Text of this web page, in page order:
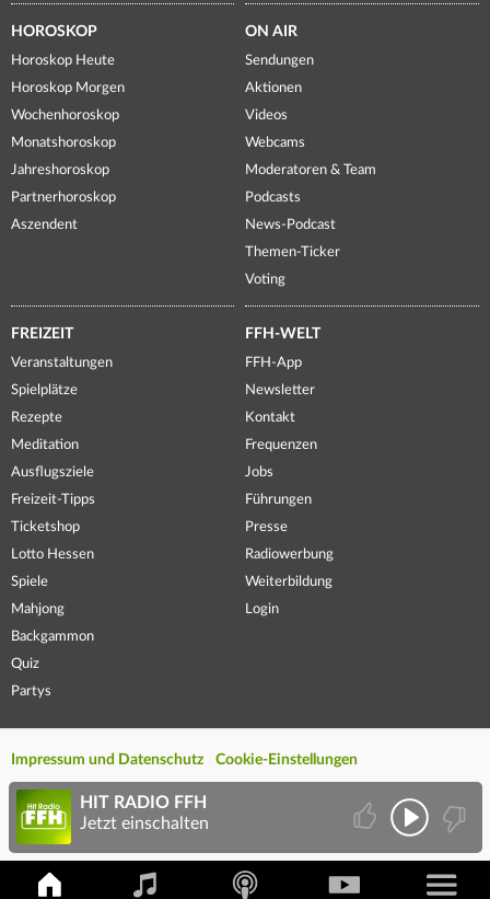
HOROSKOP
Horoskop Heute
Horoskop Morgen
Wochenhoroskop
Monatshoroskop
Jahreshoroskop
Partnerhoroskop
Aszendent
ON AIR
Sendungen
Aktionen
Videos
Webcams
Moderatoren & Team
Podcasts
News-Podcast
Themen-Ticker
Voting
FREIZEIT
Veranstaltungen
Spielplätze
Rezepte
Meditation
Ausflugsziele
Freizeit-Tipps
Ticketshop
Lotto Hessen
Spiele
Mahjong
Backgammon
Quiz
Partys
FFH-WELT
FFH-App
Newsletter
Kontakt
Frequenzen
Jobs
Führungen
Presse
Radiowerbung
Weiterbildung
Login
Impressum und Datenschutz Cookie-Einstellungen
HIT RADIO FFH
Jetzt einschalten